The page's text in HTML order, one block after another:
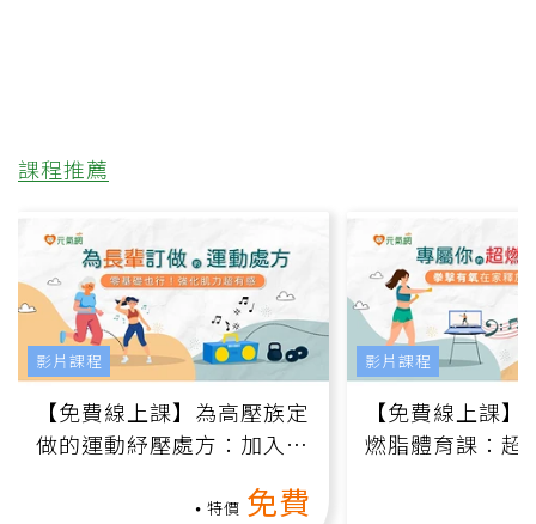
課程推薦
【免費線上課】為高壓族定
做的運動紓壓處方：加入行
特價 免費
影片課程
【免費線上課
燃脂體育課：超
影片課程